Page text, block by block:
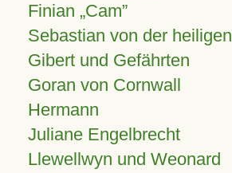
Finian Cam
Sebastian von der
Gibert und Gefährten
Goran von Cornwall
Hermann
Juliane Engelbrecht
Llewellwyn und Weonard